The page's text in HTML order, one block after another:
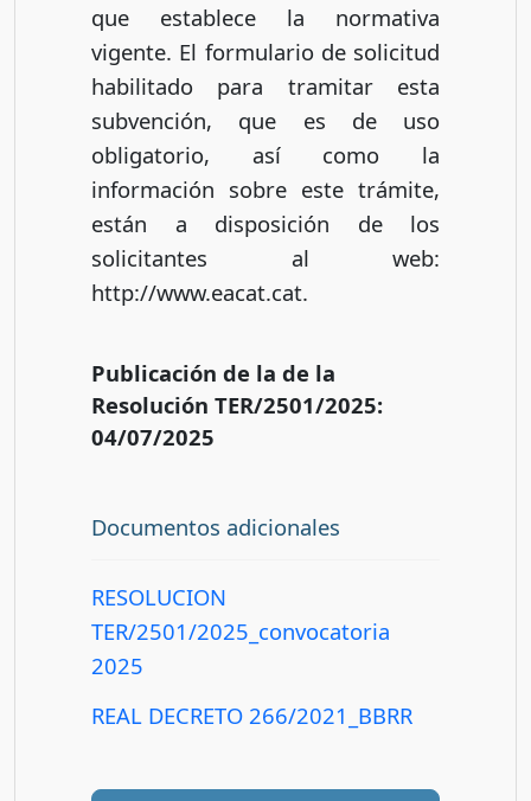
que establece la normativa
vigente. El formulario de solicitud
habilitado para tramitar esta
subvención, que es de uso
obligatorio, así como la
información sobre este trámite,
están a disposición de los
solicitantes al web:
http://www.eacat.cat.
Publicación de la de la
Resolución TER/2501/2025:
04/07/2025
Documentos adicionales
RESOLUCION
TER/2501/2025_convocatoria
2025
REAL DECRETO 266/2021_BBRR